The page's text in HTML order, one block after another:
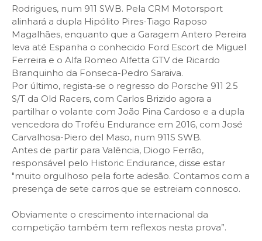
Rodrigues, num 911 SWB. Pela CRM Motorsport
alinhará a dupla Hipólito Pires-Tiago Raposo
Magalhães, enquanto que a Garagem Antero Pereira
leva até Espanha o conhecido Ford Escort de Miguel
Ferreira e o Alfa Romeo Alfetta GTV de Ricardo
Branquinho da Fonseca-Pedro Saraiva.
Por último, regista-se o regresso do Porsche 911 2.5
S/T da Old Racers, com Carlos Brizido agora a
partilhar o volante com João Pina Cardoso e a dupla
vencedora do Troféu Endurance em 2016, com José
Carvalhosa-Piero del Maso, num 911S SWB.
Antes de partir para Valência, Diogo Ferrão,
responsável pelo Historic Endurance, disse estar
"muito orgulhoso pela forte adesão. Contamos com a
presença de sete carros que se estreiam connosco.
Obviamente o crescimento internacional da
competição também tem reflexos nesta prova”.